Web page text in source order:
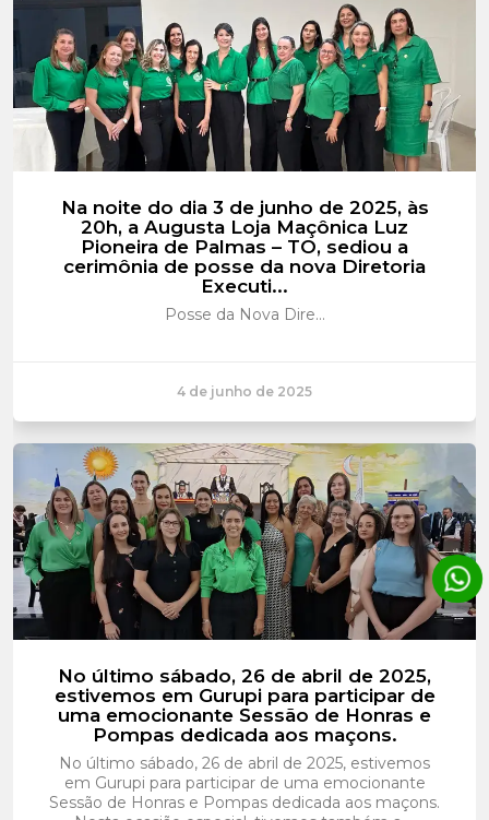
Na noite do dia 3 de junho de 2025, às
20h, a Augusta Loja Maçônica Luz
Pioneira de Palmas – TO, sediou a
cerimônia de posse da nova Diretoria
Executi...
Posse da Nova Dire...
4 de junho de 2025
No último sábado, 26 de abril de 2025,
estivemos em Gurupi para participar de
uma emocionante Sessão de Honras e
Pompas dedicada aos maçons.
No último sábado, 26 de abril de 2025, estivemos
em Gurupi para participar de uma emocionante
Sessão de Honras e Pompas dedicada aos maçons.